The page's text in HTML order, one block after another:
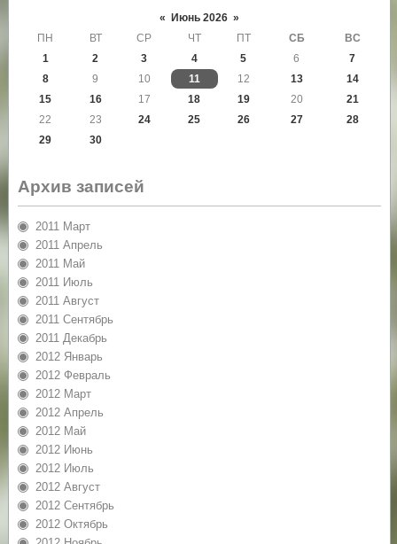
« Июнь 2026 »
ПН
ВТ СР ЧТ ПТ СБ
ВС
1
2 3 4 5 6
7
8
9 10 11 12 13
14
15
16 17 18 19 20
21
22
23 24 25 26 27
28
29
30
Архив записей
2011 Март
2011 Апрель
2011 Май
2011 Июль
2011 Август
2011 Сентябрь
2011 Декабрь
2012 Январь
2012 Февраль
2012 Март
2012 Апрель
2012 Май
2012 Июнь
2012 Июль
2012 Август
2012 Сентябрь
2012 Октябрь